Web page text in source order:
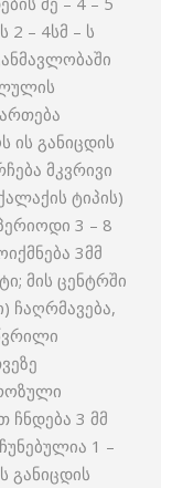
– 4სმ – ს
ის განიცდის
მკვრივი
ტიპის)
3 – 8
3მმ
მის ცენტრში
ჩაღრმავება,
3 მმ
1 –
განიცდის